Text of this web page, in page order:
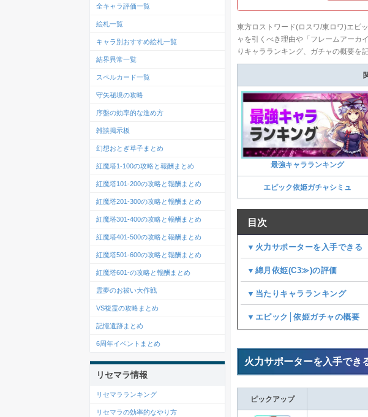
東方ロストワード(ロスワ/東ロワ)エピ
ャを引くべき理由や「フレームアー
りキャラランキング、ガチャの概要を
最強キャラランキング
エピック依姫ガチャシミュ
目次
▼火力サポーターを入手できる
▼綿月依姫(C3≫)の評価
▼当たりキャラランキング
▼エピック│依姫ガチャの概要
火力サポーターを入手でき
ピックアップ
全キャラ評価一覧
絵札一覧
キャラ別おすすめ絵札一覧
結界異常一覧
スペルカード一覧
守矢秘境の攻略
序盤の効率的な進め方
雑談掲示板
幻想おとぎ草子まとめ
紅魔塔1-100の攻略と報酬まとめ
紅魔塔101-200の攻略と報酬まとめ
紅魔塔201-300の攻略と報酬まとめ
紅魔塔301-400の攻略と報酬まとめ
紅魔塔401-500の攻略と報酬まとめ
紅魔塔501-600の攻略と報酬まとめ
紅魔塔601-の攻略と報酬まとめ
霊夢のお祓い大作戦
VS複霊の攻略まとめ
記憶遺跡まとめ
6周年イベントまとめ
リセマラ情報
リセマラランキング
リセマラの効率的なやり方